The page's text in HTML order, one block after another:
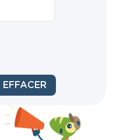
EFFACER